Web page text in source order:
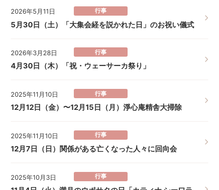
2026年5月11日 行事
5月30日（土）「大集会経を説かれた日」のお祝い儀式
2026年3月28日 行事
4月30日（木）「祝・ウェーサーカ祭り」
2025年11月10日 行事
12月12日（金）〜12月15日（月）淨心庵精舎大掃除
2025年11月10日 行事
12月7日（日）関係がある亡くなった人々に回向会
2025年10月3日 行事